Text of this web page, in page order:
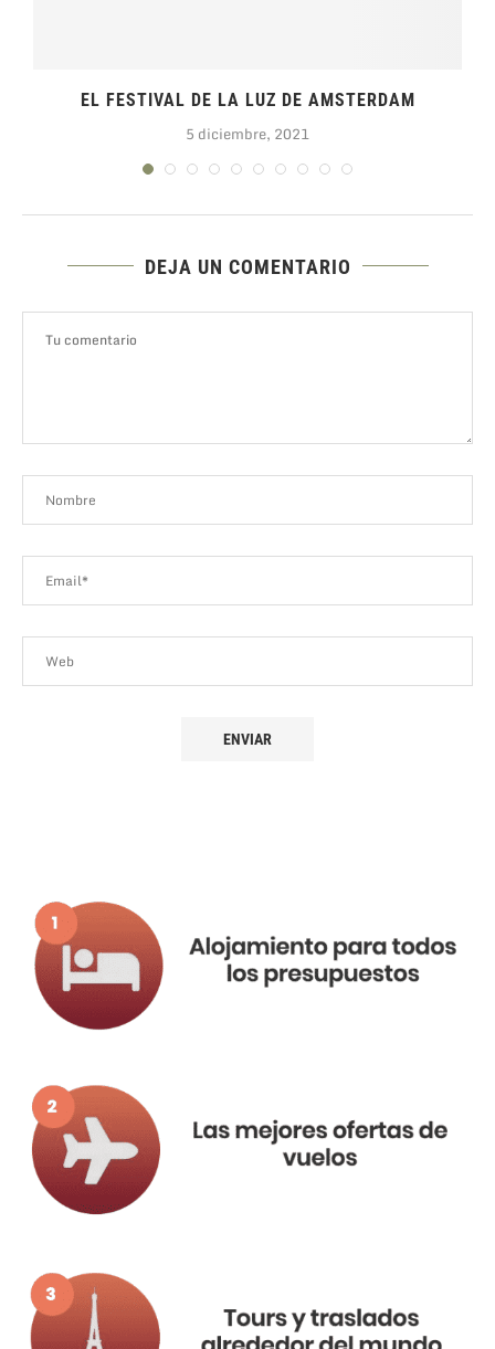
EL FESTIVAL DE LA LUZ DE AMSTERDAM
5 diciembre, 2021
DEJA UN COMENTARIO